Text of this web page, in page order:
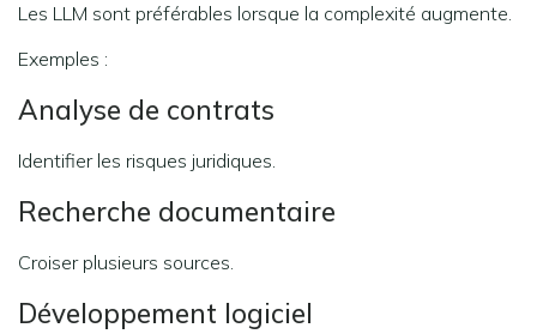
Les LLM sont préférables lorsque la complexité augmente.
Exemples :
Analyse de contrats
Identifier les risques juridiques.
Recherche documentaire
Croiser plusieurs sources.
Développement logiciel